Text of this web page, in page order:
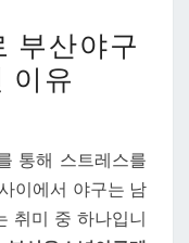
부산야구
이유
통해 스트레스를
이에서 야구는 남
취미 중 하나입니